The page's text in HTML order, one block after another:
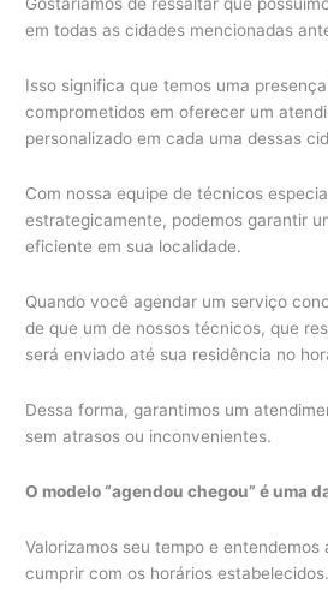
Gostaríamos de ressaltar que
em todas as cidades mencionadas
Isso significa que temos uma
comprometidos em oferecer um
personalizado em cada uma dessas
Com nossa equipe de técnicos
estrategicamente, podemos garantir
eficiente em sua localidade.
Quando você agendar um serviço
de que um de nossos técnicos, que
será enviado até sua residência no
Dessa forma, garantimos um
sem atrasos ou inconvenientes.
O modelo “agendou chegou” é uma
Valorizamos seu tempo e entendemos
cumprir com os horários estabelecidos.